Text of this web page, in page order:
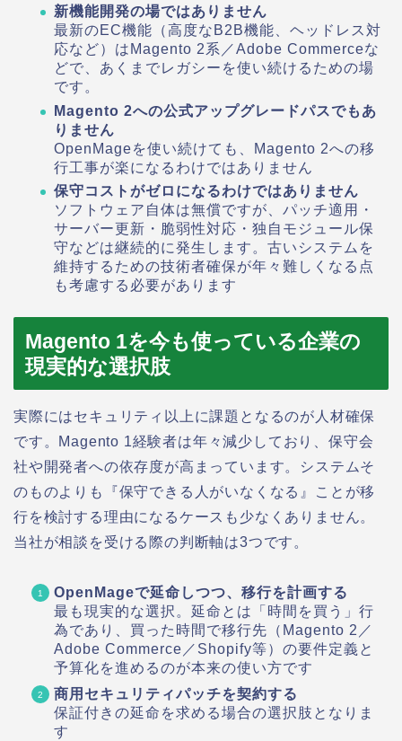
新機能開発の場ではありません
最新のEC機能（高度なB2B機能、ヘッドレス対
応など）はMagento 2系／Adobe Commerceな
どで、あくまでレガシーを使い続けるための場
です。
Magento 2への公式アップグレードパスでもあ
りません
OpenMageを使い続けても、Magento 2への移
行工事が楽になるわけではありません
保守コストがゼロになるわけではありません
ソフトウェア自体は無償ですが、パッチ適用・
サーバー更新・脆弱性対応・独自モジュール保
守などは継続的に発生します。古いシステムを
維持するための技術者確保が年々難しくなる点
も考慮する必要があります
Magento 1を今も使っている企業の
現実的な選択肢
実際にはセキュリティ以上に課題となるのが人材確保
です。Magento 1経験者は年々減少しており、保守会
社や開発者への依存度が高まっています。システムそ
のものよりも『保守できる人がいなくなる』ことが移
行を検討する理由になるケースも少なくありません。
当社が相談を受ける際の判断軸は3つです。
OpenMageで延命しつつ、移行を計画する
最も現実的な選択。延命とは「時間を買う」行
為であり、買った時間で移行先（Magento 2／
Adobe Commerce／Shopify等）の要件定義と
予算化を進めるのが本来の使い方です
商用セキュリティパッチを契約する
保証付きの延命を求める場合の選択肢となりま
す